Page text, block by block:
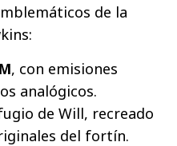
de la
, con emisiones
analógicos.
de Will, recreado
del fortín.